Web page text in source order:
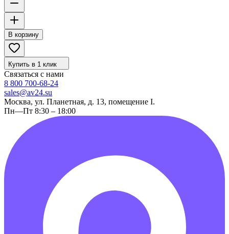
В корзину
Купить в 1 клик
Связаться с нами
8 800 700-68-24
sales@av24.su
Москва, ул. Планетная, д. 13, помещение I.
Пн—Пт 8:30 – 18:00